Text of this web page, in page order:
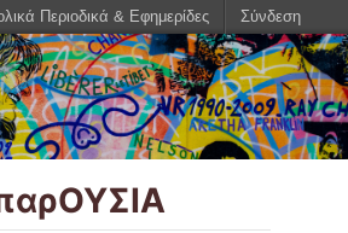
Περιοδικά & Εφημερίδες Σύνδεση